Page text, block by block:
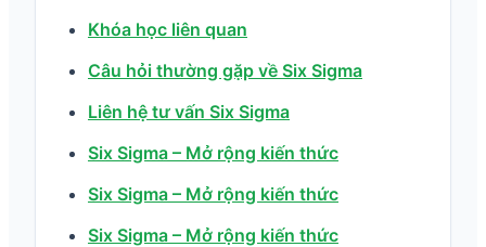
Khóa học liên quan
Câu hỏi thường gặp về Six Sigma
Liên hệ tư vấn Six Sigma
Six Sigma – Mở rộng kiến thức
Six Sigma – Mở rộng kiến thức
Six Sigma – Mở rộng kiến thức